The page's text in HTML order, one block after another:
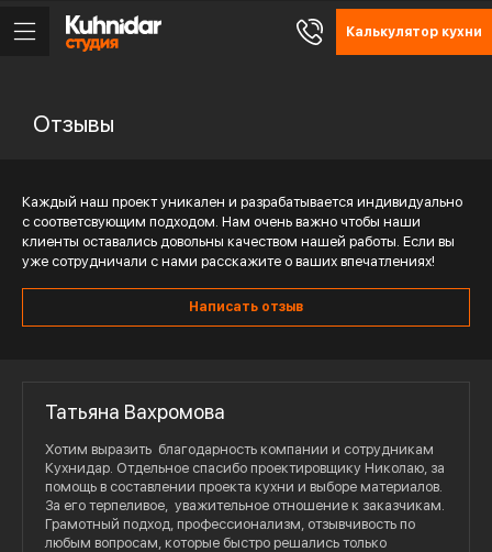
Калькулятор кухни
Отзывы
Каждый наш проект уникален и разрабатывается индивидуально
с соответсвующим подходом. Нам очень важно чтобы наши
клиенты оставались довольны качеством нашей работы. Если вы
уже сотрудничали с нами расскажите о ваших впечатлениях!
Написать отзыв
Татьяна Вахромова
Хотим выразить благодарность компании и сотрудникам
Кухнидар. Отдельное спасибо проектировщику Николаю, за
помощь в составлении проекта кухни и выборе материалов.
За его терпеливое, уважительное отношение к заказчикам.
Грамотный подход, профессионализм, отзывчивость по
любым вопросам, которые быстро решались только